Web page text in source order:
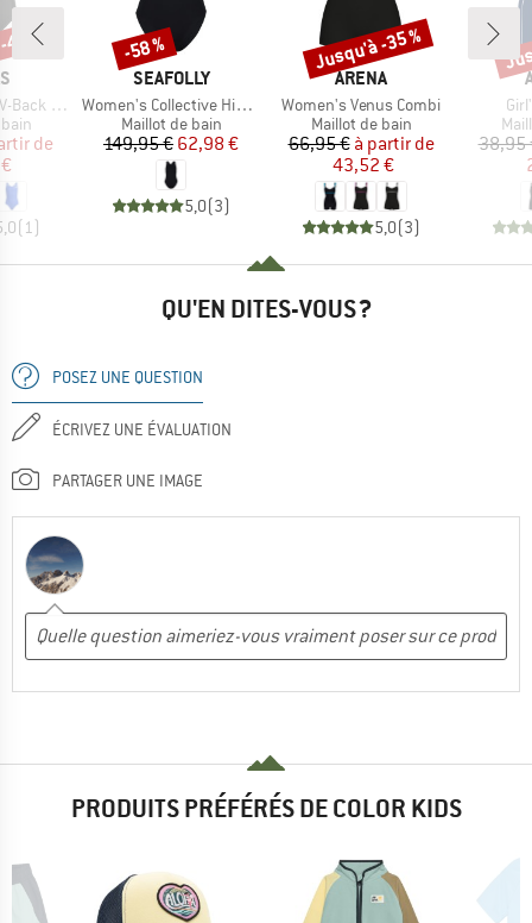
Suit
réduit
de
(1)
%
MARQUE
SEAFOLLY
Article
Women's Collective High Neck One Piece
Product group
Maillot de bain
Prix
149,95 €Prix réduit
62,98 €
5,0(3)
Remise
-58 %
MARQUE
ARENA
Article
Women's Venus Combi
Product group
Maillot de bain
Prix
66,95 € Prix réduit
à partir de
43,52 €
5,0(3)
Remise
Jusqu'à -35 %
38,95
QU'EN DITES-VOUS ?
POSEZ UNE QUESTION
ÉCRIVEZ UNE ÉVALUATION
PARTAGER UNE IMAGE
PRODUITS PRÉFÉRÉS DE COLOR KIDS